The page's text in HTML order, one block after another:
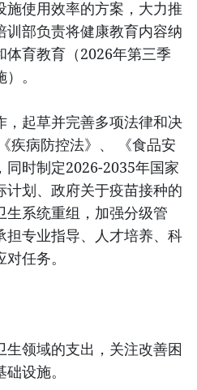
施使用效率的方案，大力推
部负责将健康教育内容纳
体育教育（2026年第三季
。
，起草并完善多项法律和决
疾病防控法》、 《食品安
时制定2026-2035年国家
计划、政府关于疫苗接种的
系统重组，加强分级管
担专业指导、人才培养、科
任务。
领域的支出，关注改善困
设施。